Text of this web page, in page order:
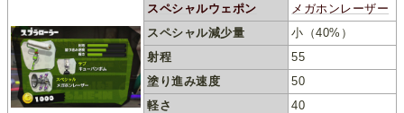
スペシャルウェポン
メガホンレーザー
スペシャル減少量
小（40%）
射程
55
塗り進み速度
50
軽さ
40